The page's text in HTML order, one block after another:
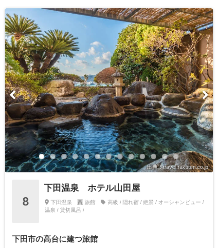
出典：travel.rakuten.co.jp
8
下田温泉 ホテル山田屋
下田温泉 旅館
高級 / 隠れ宿 / 絶景 / オーシャンビュー /
温泉 / 貸切風呂 /
下田市の高台に建つ旅館